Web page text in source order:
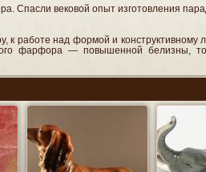
Спасли вековой опыт изготовления
к работе над формой и конструктивному
фарфора — повышенной белизны,